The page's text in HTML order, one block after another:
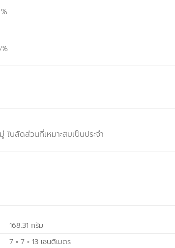
นสัดส่วนที่เหมาะสมเป็นประจำ
168.31 กรัม
7 × 7 × 13 เซนติเมตร